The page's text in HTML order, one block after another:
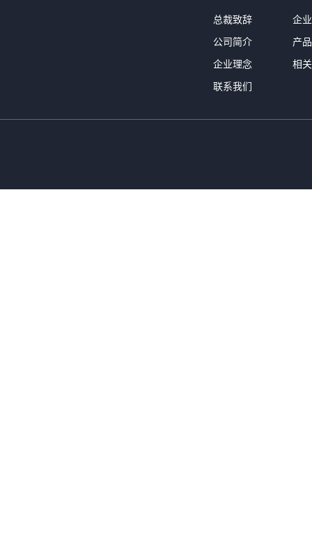
总裁致辞
公司简介
企业理念
联系我们
企
产
相